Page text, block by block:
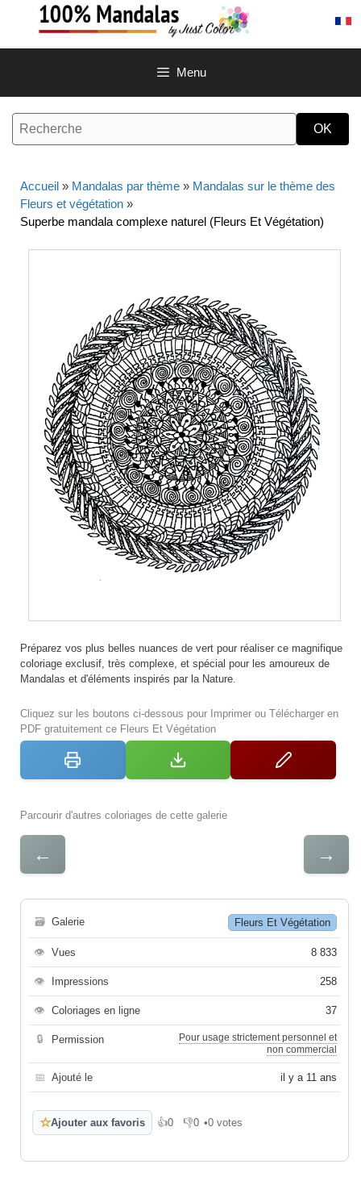
contenu
Menu
Accueil » Mandalas par thème » Mandalas sur le thème des
Fleurs et végétation »
Superbe mandala complexe naturel (Fleurs Et Végétation)
Préparez vos plus belles nuances de vert pour réaliser ce magnifique
coloriage exclusif, très complexe, et spécial pour les amoureux de
Mandalas et d'éléments inspirés par la Nature.
Cliquez sur les boutons ci-dessous pour Imprimer ou Télécharger en
PDF gratuitement ce Fleurs Et Végétation
Parcourir d'autres coloriages de cette galerie
← →
🗃 Galerie Fleurs Et Végétation
👁 Vues 8 833
👁 Impressions 258
👁 Coloriages en ligne 37
🔒 Permission
Pour usage strictement personnel et
non commercial
📅 Ajouté le il y a 11 ans
☆Ajouter aux favoris 👍0
J'aime 👎0
Je n'aime pas
•0 votes